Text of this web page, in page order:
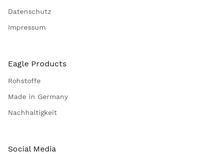
Datenschutz
Impressum
Eagle Products
Rohstoffe
Made in Germany
Nachhaltigkeit
Social Media